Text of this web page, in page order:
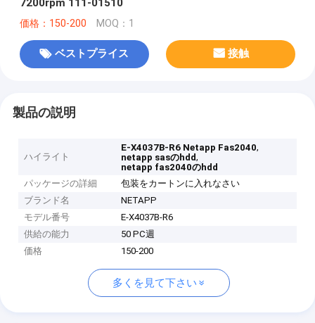
7200rpm 111-01510
価格：150-200 MOQ：1
ベストプライス 接触
製品の説明
ハイライト
E-X4037B-R6 Netapp Fas2040,
netapp sasのhdd,
netapp fas2040のhdd
パッケージの詳細
包装をカートンに入れなさい
ブランド名
NETAPP
モデル番号
E-X4037B-R6
供給の能力
50 PC週
価格
150-200
多くを見て下さい